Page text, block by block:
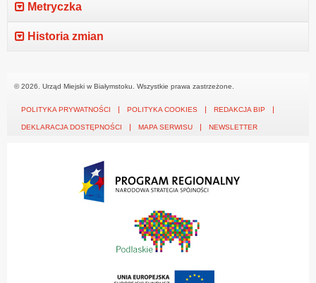
Metryczka
Historia zmian
© 2026. Urząd Miejski w Białymstoku. Wszystkie prawa zastrzeżone.
POLITYKA PRYWATNOŚCI POLITYKA COOKIES REDAKCJA BIP
DEKLARACJA DOSTĘPNOŚCI MAPA SERWISU NEWSLETTER